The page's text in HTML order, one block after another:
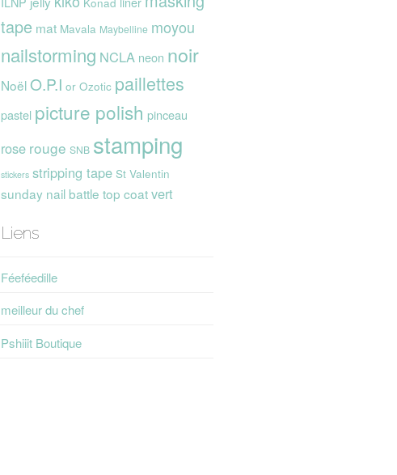
tape mat Mavala Maybelline moyou
nailstorming NCLA neon noir
NoëlO.P.I or Ozotic paillettes
pastel picture polish pinceau
rose rouge SNB stamping
stickers stripping tape St Valentin
sunday nail battle top coatvert
Liens
Féeféedille
meilleur du chef
Pshiiit Boutique